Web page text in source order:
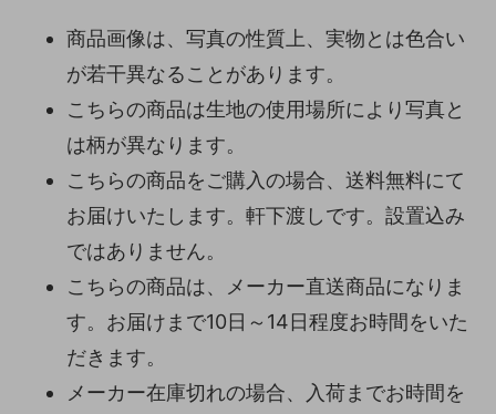
商品画像は、写真の性質上、実物とは色合い
が若干異なることがあります。
こちらの商品は生地の使用場所により写真と
は柄が異なります。
こちらの商品をご購入の場合、送料無料にて
お届けいたします。軒下渡しです。設置込み
ではありません。
こちらの商品は、メーカー直送商品になりま
す。お届けまで10日～14日程度お時間をいた
だきます。
メーカー在庫切れの場合、入荷までお時間を